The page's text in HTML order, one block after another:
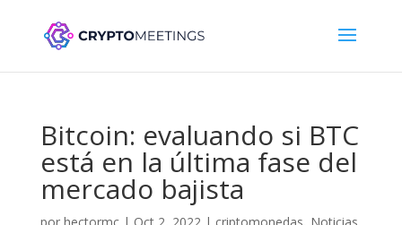
Bitcoin: evaluando si BTC
está en la última fase del
mercado bajista